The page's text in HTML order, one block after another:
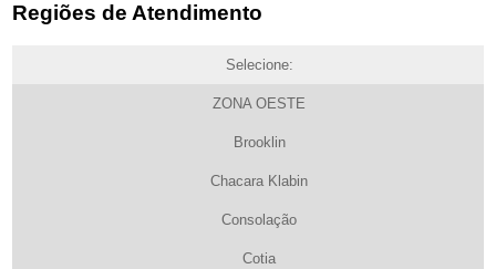
Regiões de Atendimento
Selecione:
ZONA OESTE
Brooklin
Chacara Klabin
Consolação
Cotia